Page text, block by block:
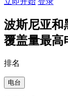
波斯尼亚和
覆盖量最高
排名
电台